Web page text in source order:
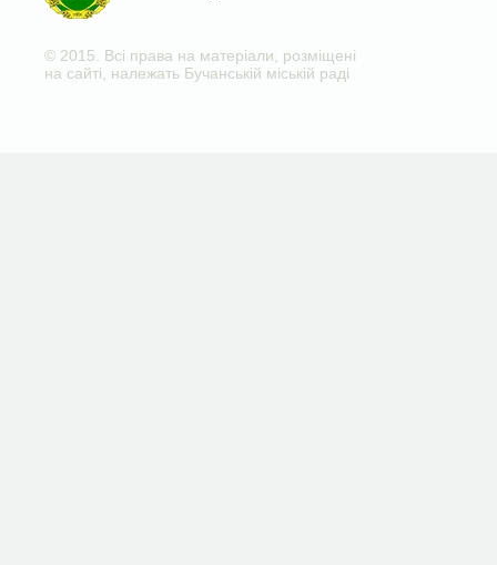
© 2015. Всі права на матеріали, розміщені
на сайті, належать Бучанській міській раді